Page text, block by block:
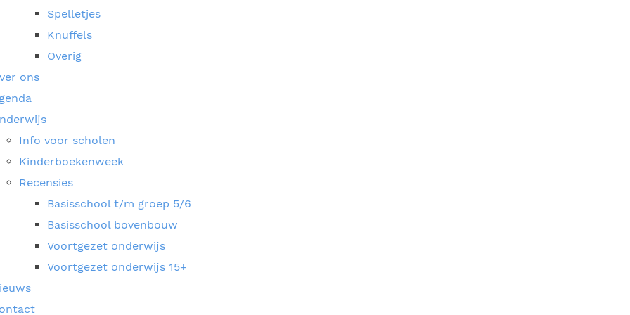
Spelletjes
Knuffels
Overig
ons
Info voor scholen
Kinderboekenweek
Recensies
Basisschool t/m groep 5/6
Basisschool bovenbouw
Voortgezet onderwijs
Voortgezet onderwijs 15+